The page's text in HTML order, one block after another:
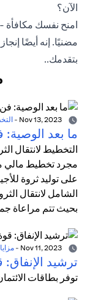
الآن؟
امنح نفسك مكافأة
مضنيًا. إنه أيضًا
بتقدمك..
-
ما بعد الوصية:
التخطيط لانتقال
مجرد تخطيط مالي
على توليد ثروة
الشامل لانتقال
بحيث تتم مراعاة
-
ترشيد الإنفاق:
توفر بطاقات